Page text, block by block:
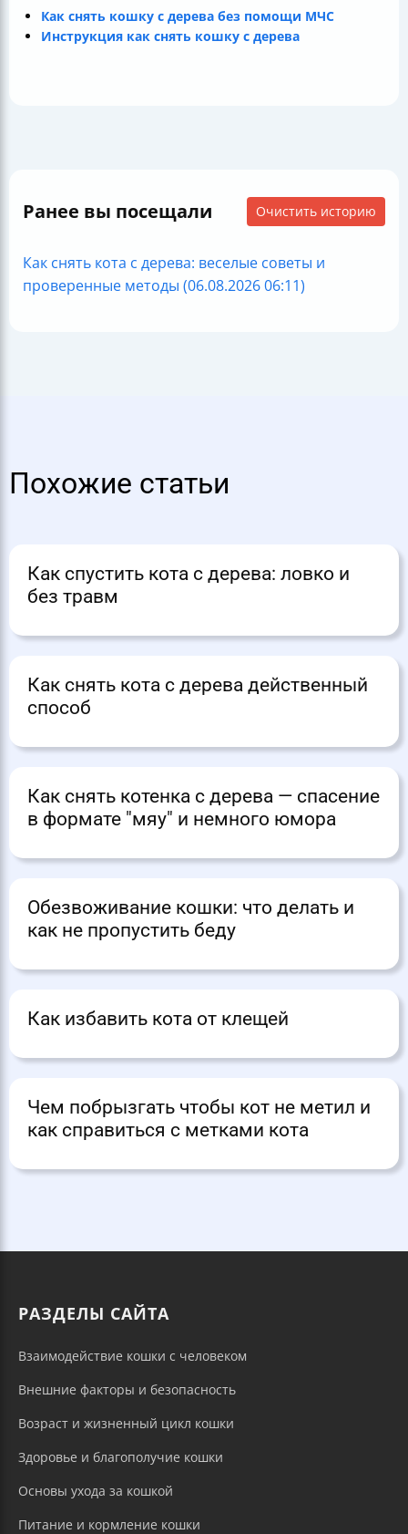
Как снять кошку с дерева без помощи МЧС
Инструкция как снять кошку с дерева
Ранее вы посещали Очистить историю
Как снять кота с дерева: веселые советы и
проверенные методы (06.08.2026 06:11)
Похожие статьи
Как спустить кота с дерева: ловко и
без травм
Как снять кота с дерева действенный
способ
Как снять котенка с дерева — спасение
в формате "мяу" и немного юмора
Обезвоживание кошки: что делать и
как не пропустить беду
Как избавить кота от клещей
Чем побрызгать чтобы кот не метил и
как справиться с метками кота
РАЗДЕЛЫ САЙТА
Взаимодействие кошки с человеком
Внешние факторы и безопасность
Возраст и жизненный цикл кошки
Здоровье и благополучие кошки
Основы ухода за кошкой
Питание и кормление кошки